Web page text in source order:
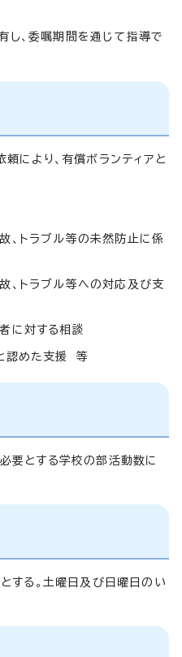
し、委嘱期間を通じて指導で
により、有償ボランティアと
、トラブル等の未然防止に係
、トラブル等への対応及び支
に対する相談
認めた支援 等
要とする学校の部活動数に
する。土曜日及び日曜日のい